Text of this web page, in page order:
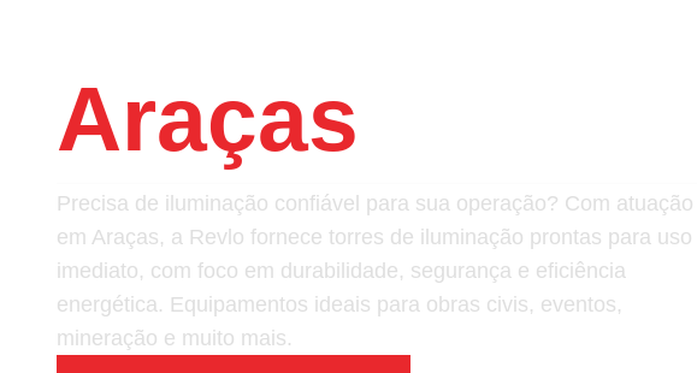
Araças
Precisa de iluminação confiável para sua operação? Com atuação
em Araças, a Revlo fornece torres de iluminação prontas para uso
imediato, com foco em durabilidade, segurança e eficiência
energética. Equipamentos ideais para obras civis, eventos,
mineração e muito mais.